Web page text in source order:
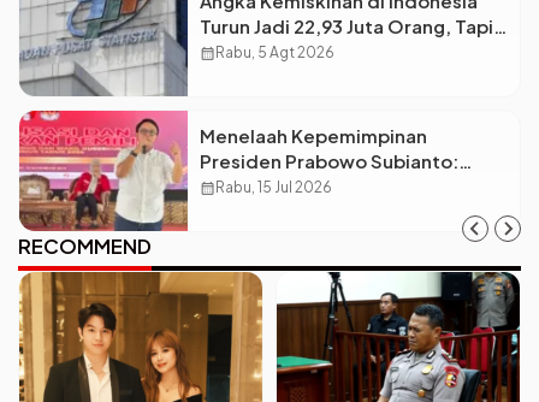
Turun Jadi 22,93 Juta Orang, Tapi
Kenapa Ketimpangan Desa dan
calendar_month Rabu, 5 Agt 2026
Menelaah Kepemimpinan
Presiden Prabowo Subianto:
Antara Visi Besar, Implementasi,
calendar_month Rabu, 15 Jul 2026
RECOMMEND